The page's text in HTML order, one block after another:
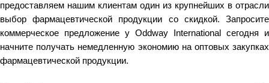
предоставляем нашим клиентам один из крупнейших в отрасли
выбор фармацевтической продукции со скидкой. Запросите
коммерческое предложение у Oddway International сегодня и
начните получать немедленную экономию на оптовых закупках
фармацевтической продукции.